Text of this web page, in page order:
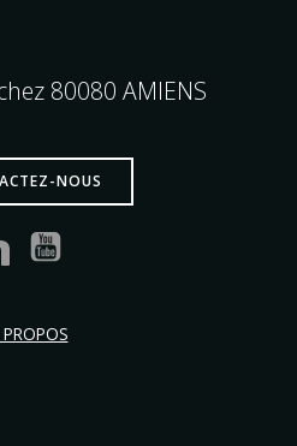
80080 AMIENS
NOUS